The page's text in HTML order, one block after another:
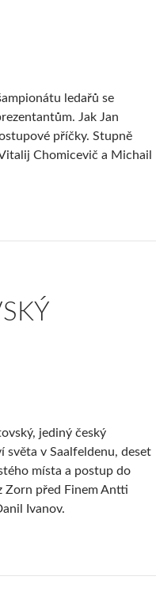
ledařů se
Jak Jan
příčky. Stupně
Chomicevič a Michail
jediný český
v Saalfeldenu, deset
místa a postup do
Zorn před Finem Antti
Ivanov.